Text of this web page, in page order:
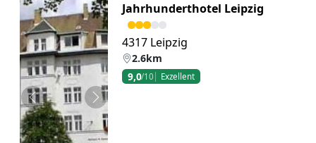
Zurück Weiter
Jahrhunderthotel Leipzig
4317 Leipzig
2.6km
9,0/10 Exzellent